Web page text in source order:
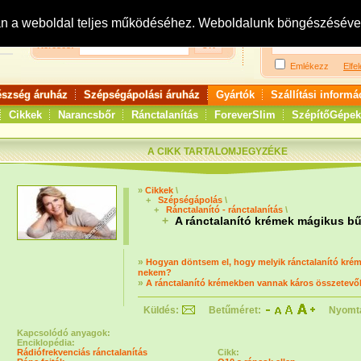
a weboldal teljes működéséhez. Weboldalunk
Keresés:
Bejelentkezés:
Emlékezz
áruház Szépségápolási áruház Gyártók Szállítási
Cikkek Narancsbőr Ránctalanítás ForeverSlim SzépítőGépek
A CIKK TARTALOMJEGYZÉKE
» Cikkek \
+
Szépségápolás \
+
Ránctalanító - ránctalanítás \
+ A ránctalanító krémek mágikus
» Hogyan döntsem el, hogy melyik ránctalanító
nekem?
» A ránctalanító krémekben vannak káros
Küldés: Betűméret:
Kapcsolódó anyagok:
Enciklopédia:
Rádiófrekvenciás ránctalanítás
Cikk: